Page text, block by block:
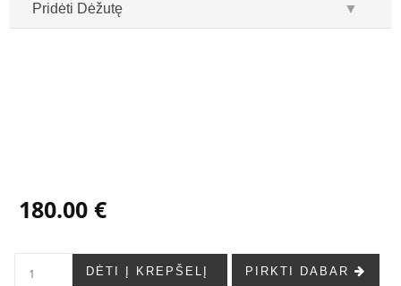
Pridėti Dėžutę ▼
180.00 €
DĖTI Į KREPŠELĮ PIRKTI DABAR